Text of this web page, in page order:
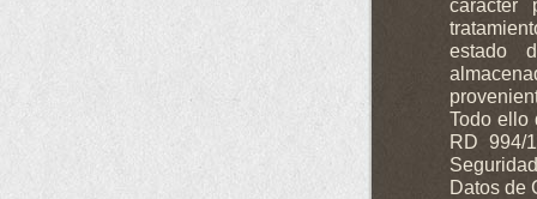
carácter
estado
Todo ello
RD 994/
Datos de